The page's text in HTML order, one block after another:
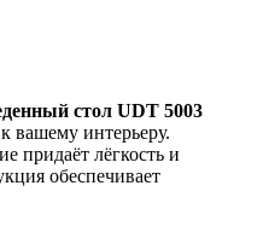
стол UDT 5003
вашему интерьеру.
придаёт лёгкость и
обеспечивает